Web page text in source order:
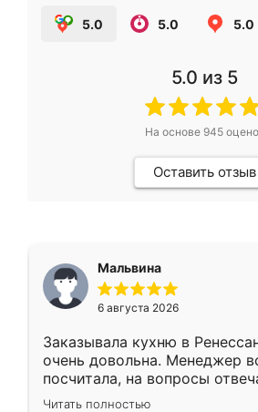
5.0 5.0 5.0
5.0 из 5
На основе 945
Оставить отзыв
Мальвина
6 августа 2026
Заказывала кухню в
очень довольна. Менеджер
посчитала, на вопросы
Замерщик приехал в
Читать полностью